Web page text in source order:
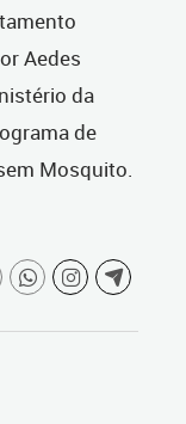
Aedes
da
de
Mosquito.